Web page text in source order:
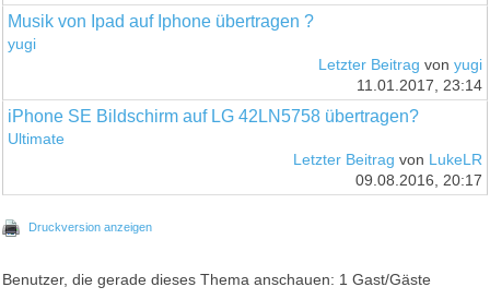
Musik von Ipad auf Iphone übertragen ?
yugi
Letzter Beitrag von yugi
11.01.2017, 23:14
iPhone SE Bildschirm auf LG 42LN5758 übertragen?
Ultimate
Letzter Beitrag von LukeLR
09.08.2016, 20:17
Druckversion anzeigen
Benutzer, die gerade dieses Thema anschauen: 1 Gast/Gäste